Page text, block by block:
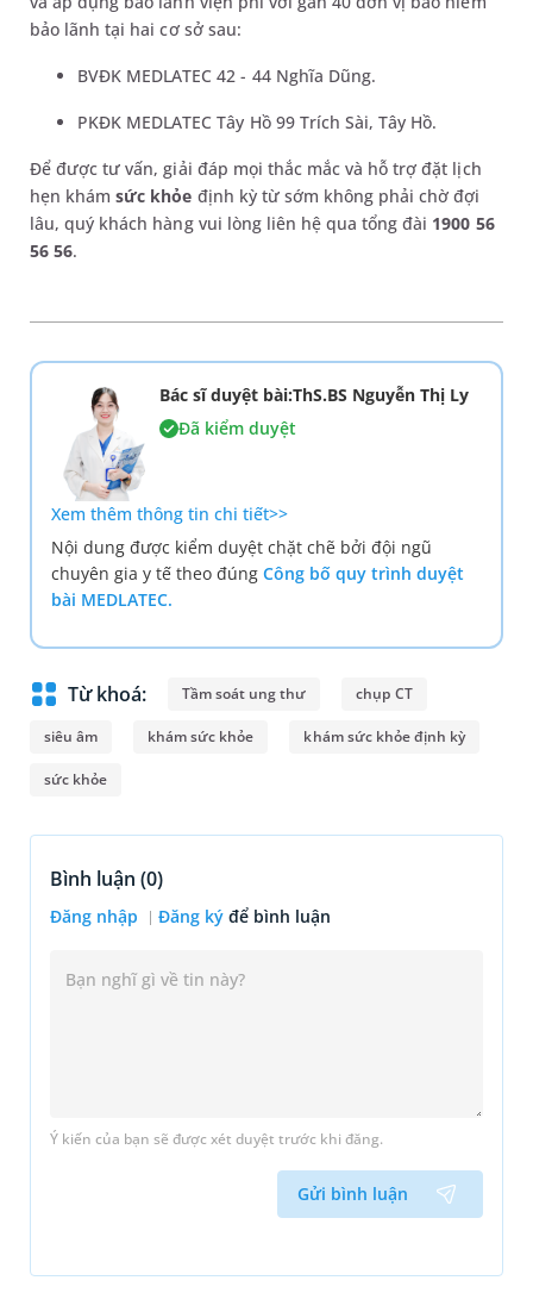
bảo lãnh tại hai cơ sở sau:
BVĐK MEDLATEC 42 - 44 Nghĩa Dũng.
PKĐK MEDLATEC Tây Hồ 99 Trích Sài, Tây Hồ.
Để được tư vấn, giải đáp mọi thắc mắc và hỗ trợ đặt lịch
hẹn khámsức khỏe định kỳ từ sớm không phải chờ đợi
lâu, quý khách hàng vui lòng liên hệ qua tổng đài 1900 56
56 56.
Bác sĩ duyệt bài:ThS.BS Nguyễn Thị Ly
Đã kiểm duyệt
Xem thêm thông tin chi tiết>>
Nội dung được kiểm duyệt chặt chẽ bởi đội ngũ
chuyên gia y tế theo đúng Công bố quy trình duyệt
bài MEDLATEC.
Từ khoá: Tầm soát ung thư chụp CT
siêu âm khám sức khỏe khám sức khỏe định kỳ
sức khỏe
Bình luận (0)
Đăng nhập Đăng ký để bình luận
Ý kiến của bạn sẽ được xét duyệt trước khi đăng.
Gửi bình luận